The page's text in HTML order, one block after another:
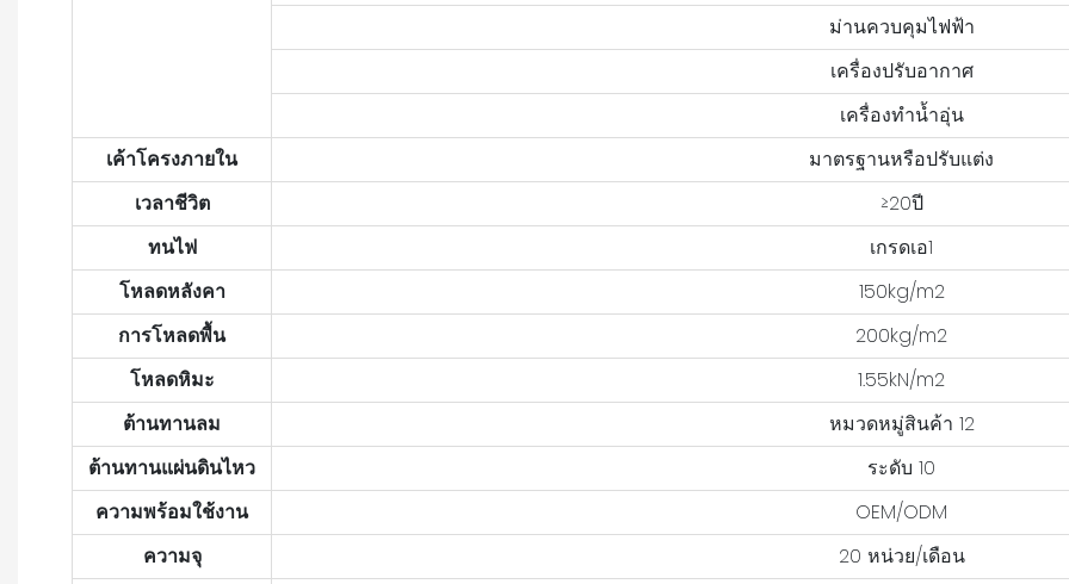
ม่านควบคุมไฟฟ้า
เครื่องปรับอากาศ
เครื่องทำน้ำอุ่น
เค้าโครงภายใน
มาตรฐานหรือปรับแต่ง
เวลาชีวิต
≥20ปี
ทนไฟ
เกรดเอ1
โหลดหลังคา
150kg/m2
การโหลดพื้น
200kg/m2
โหลดหิมะ
1.55kN/m2
ต้านทานลม
หมวดหมู่สินค้า 12
ต้านทานแผ่นดินไหว
ระดับ 10
ความพร้อมใช้งาน
OEM/ODM
ความจุ
20 หน่วย/เดือน